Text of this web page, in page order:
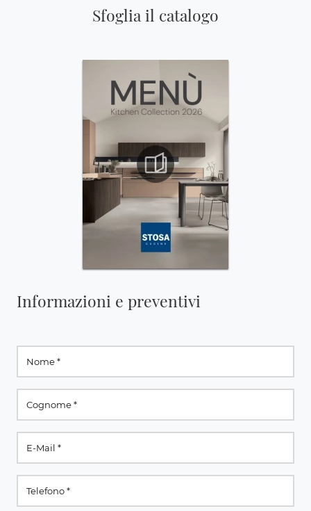
Sfoglia il catalogo
Informazioni e preventivi